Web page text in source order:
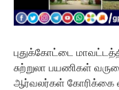
புதுக்கோட்டை
சுற்றுலா பயணிகள்
ஆர்வலர்கள் கோரிக்கை